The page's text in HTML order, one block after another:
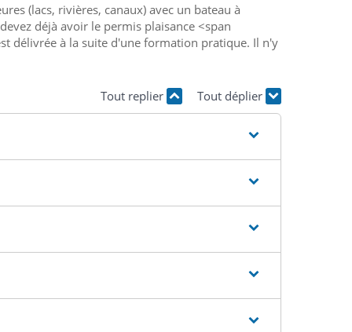
(lacs, rivières, canaux) avec un bateau à
déjà avoir le permis plaisance <span
délivrée à la suite d'une formation pratique. Il n'y
Tout replier Tout déplier